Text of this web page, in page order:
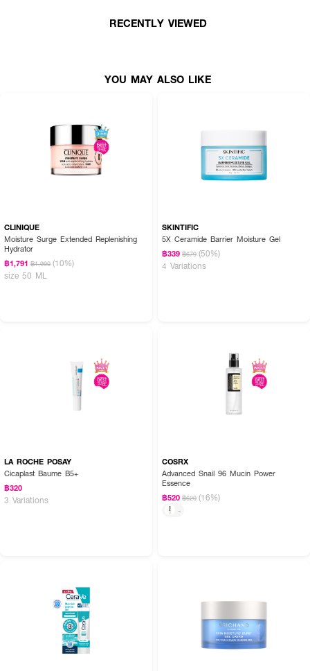
RECENTLY VIEWED
YOU MAY ALSO LIKE
CLINIQUE
Moisture Surge Extended Replenishing
Hydrator
฿1,791 ฿1,990 (10%)
size 50 ML
SKINTIFIC
5X Ceramide Barrier Moisture Gel
฿339 ฿679 (50%)
4 Variations
LA ROCHE POSAY
Cicaplast Baume B5+
฿320
3 Variations
COSRX
Advanced Snail 96 Mucin Power
Essence
฿520 ฿620 (16%)
-